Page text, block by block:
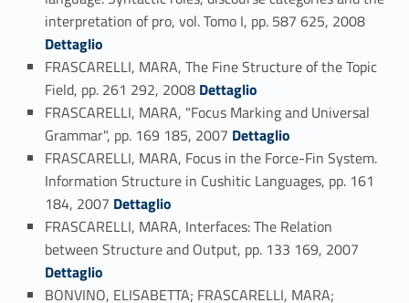
interpretation of pro, vol. Tomo I, pp. 587 625, 2008Link identifier #identifier_person_123683-68
Dettaglio
FRASCARELLI, MARA, The Fine Structure of the Topic
Field, pp. 261 292, 2008 Link identifier #identifier_person_90101-69
Dettaglio
FRASCARELLI, MARA, "Focus Marking and Universal
Grammar", pp. 169 185, 2007 Link identifier #identifier_person_144159-70
Dettaglio
FRASCARELLI, MARA, Focus in the Force-Fin System.
Information Structure in Cushitic Languages, pp. 161
184, 2007 Link identifier #identifier_person_5814-71
Dettaglio
FRASCARELLI, MARA, Interfaces: The Relation
between Structure and Output, pp. 133 169, 2007
Dettaglio
BONVINO, ELISABETTA; FRASCARELLI, MARA;